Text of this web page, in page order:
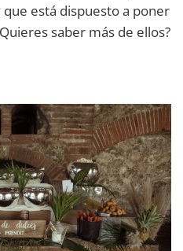
está dispuesto a poner
saber más de ellos?